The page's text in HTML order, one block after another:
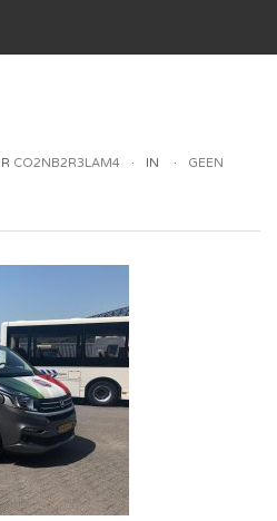
CO2NB2R3LAM4 IN
GEEN